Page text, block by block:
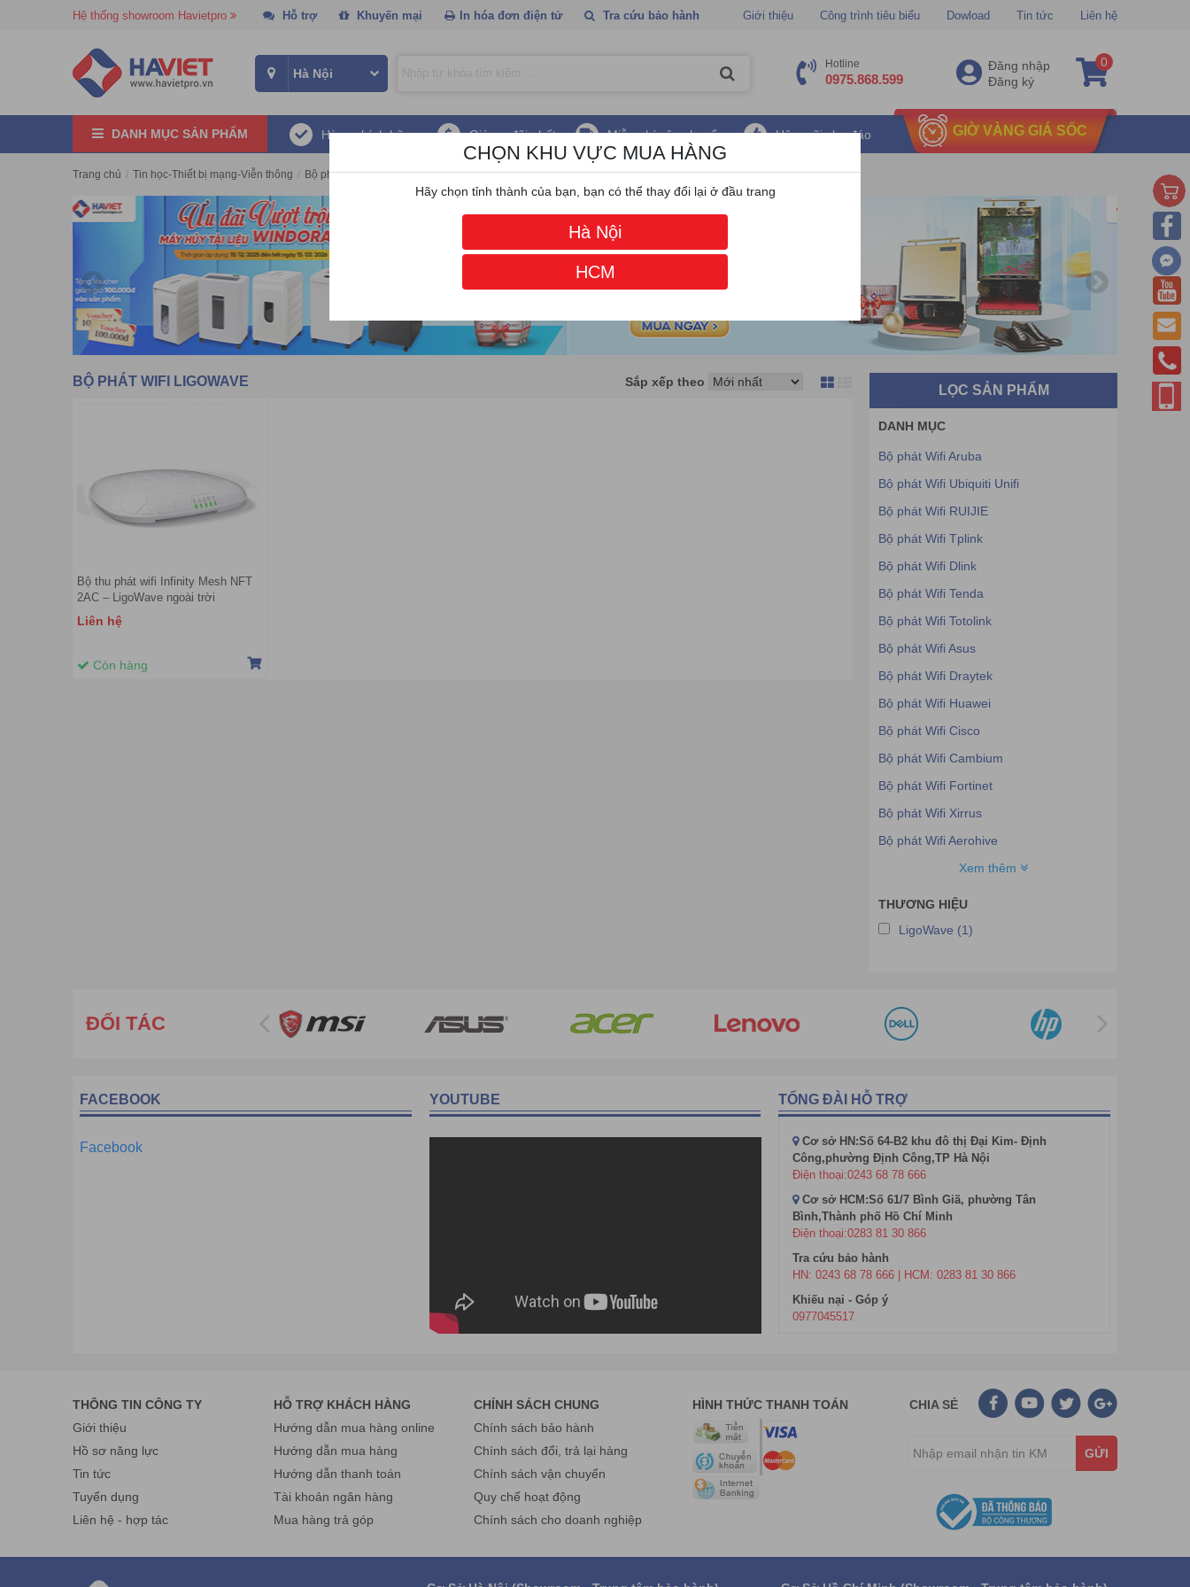
Hệ thống showroom Havietpro Hỗ trợ Khuyến mại In hóa đơn điện tử Tra cứu bảo hành Giới thiệu Công trình tiêu biểu Dowload Tin tức Liên hệ
Hotline
0975.868.599
Đăng nhập
Đăng ký
0
DANH MỤC SẢN PHẨM Hàng chính hãng Giá ưu đãi nhất Miễn phí vận chuyển Hậu mãi chu đáo GIỜ VÀNG GIÁ SỐC
Trang chủ / Tin học-Thiết bị mạng-Viễn thông / Bộ phát Wifi -Access Point / Bộ phát Wifi LigoWave
BỘ PHÁT WIFI LIGOWAVE Sắp xếp theo
Bộ thu phát wifi Infinity Mesh NFT
2AC – LigoWave ngoài trời
Liên hệ
Còn hàng
LỌC SẢN PHẨM
DANH MỤC
Bộ phát Wifi Aruba
Bộ phát Wifi Ubiquiti Unifi
Bộ phát Wifi RUIJIE
Bộ phát Wifi Tplink
Bộ phát Wifi Dlink
Bộ phát Wifi Tenda
Bộ phát Wifi Totolink
Bộ phát Wifi Asus
Bộ phát Wifi Draytek
Bộ phát Wifi Huawei
Bộ phát Wifi Cisco
Bộ phát Wifi Cambium
Bộ phát Wifi Fortinet
Bộ phát Wifi Xirrus
Bộ phát Wifi Aerohive
Bộ phát Wifi Linksys
Bộ phát Wifi Ruckus
Bộ phát Wifi Meraki
Bộ phát Wifi Mikrotik
Bộ phát Wifi Grandstream
Bộ phát Wifi IP-COM
Bộ phát Wifi LigoWave
Bộ phát Wifi Mercusys
Bộ phát Wifi NETGEAR
Bộ phát Wifi NETGEAR
Bộ phát Wifi WITEK
Xem thêm
THƯƠNG HIỆU
LigoWave (1)
ĐỐI TÁC
FACEBOOK
Facebook
YOUTUBE TỔNG ĐÀI HỖ TRỢ
Cơ sở HN:Số 64-B2 khu đô thị Đại Kim- Định
Công,phường Định Công,TP Hà Nội
Điện thoại:0243 68 78 666
Cơ sở HCM:Số 61/7 Bình Giã, phường Tân
Bình,Thành phố Hồ Chí Minh
Điện thoại:0283 81 30 866
Tra cứu bảo hành
HN: 0243 68 78 666 | HCM: 0283 81 30 866
Khiếu nại - Góp ý
0977045517
THÔNG TIN CÔNG TY
Giới thiệu
Hồ sơ năng lực
Tin tức
Tuyển dụng
Liên hệ - hợp tác
HỖ TRỢ KHÁCH HÀNG
Hướng dẫn mua hàng online
Hướng dẫn mua hàng
Hướng dẫn thanh toán
Tài khoản ngân hàng
Mua hàng trả góp
CHÍNH SÁCH CHUNG
Chính sách bảo hành
Chính sách đổi, trả lại hàng
Chính sách vận chuyển
Quy chế hoạt động
Chính sách cho doanh nghiệp
HÌNH THỨC THANH TOÁN CHIA SẺ
GỬI
CHỌN KHU VỰC MUA HÀNG
Hãy chọn tỉnh thành của bạn, bạn có thể thay đổi lại ở đầu trang
Hà Nội
HCM